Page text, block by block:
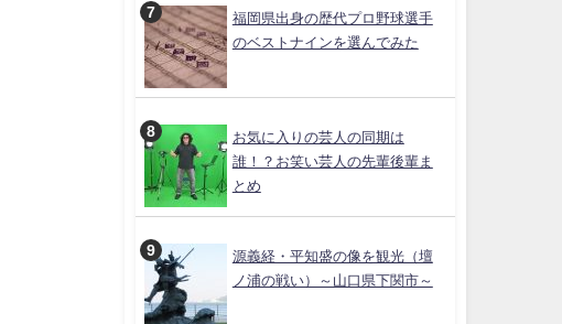
福岡県出身の歴代プロ野球選手
のベストナインを選んでみた
お気に入りの芸人の同期は
誰！？お笑い芸人の先輩後輩ま
とめ
源義経・平知盛の像を観光（壇
ノ浦の戦い）～山口県下関市～